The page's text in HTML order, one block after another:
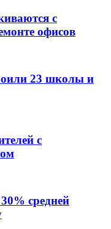
с
офисов
23 школы и
с
средней